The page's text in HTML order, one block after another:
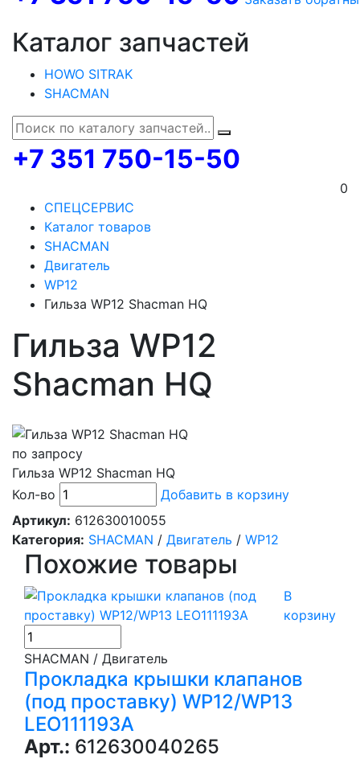
Каталог запчастей
HOWO SITRAK
SHACMAN
+7 351 750-15-50
0
СПЕЦСЕРВИС
Каталог товаров
SHACMAN
Двигатель
WP12
Гильза WP12 Shacman HQ
Гильза WP12
Shacman HQ
по запросу
Гильза WP12 Shacman HQ
Кол-во
Добавить в корзину
Артикул: 612630010055
Категория: SHACMAN / Двигатель / WP12
Похожие товары
В
корзину
SHACMAN / Двигатель
Прокладка крышки клапанов
(под проставку) WP12/WP13
LEO111193A
Арт.: 612630040265